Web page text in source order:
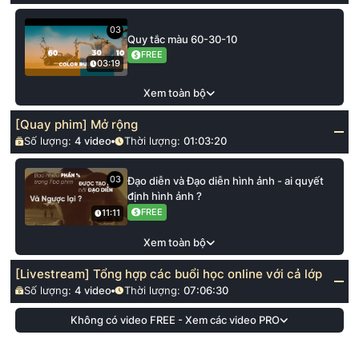
03
03:19
Quy tắc màu 60-30-10
FREE
Xem toàn bộ
[Quay phim] Mở rộng
Số lượng:4 video Thời lượng: 01:03:20
03
11:11
Đạo diễn và Đạo diễn hình ảnh - ai quyết
định hình ảnh ?
FREE
Xem toàn bộ
[Livestream] Tổng hợp các buổi học online với cả lớp
Số lượng:4 video Thời lượng: 07:06:30
Không có video FREE - Xem các video PRO